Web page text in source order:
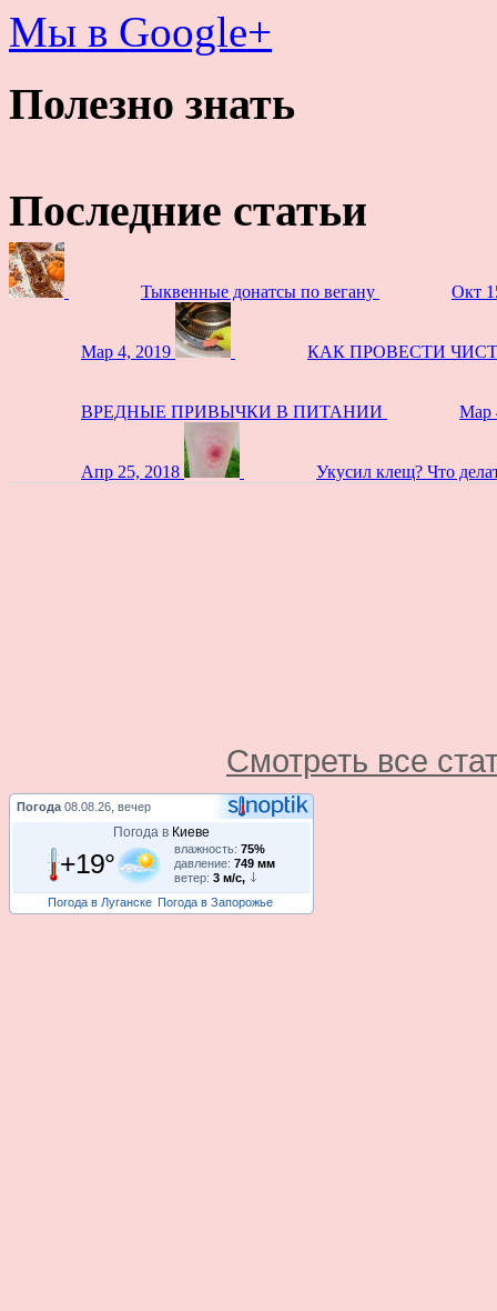
Мы в Google+
Полезно знать
Последние статьи
Тыквенные донатсы по вегану Окт
Мар 4, 2019 КАК ПРОВЕСТИ
ВРЕДНЫЕ ПРИВЫЧКИ В ПИТАНИИ Мар
Апр 25, 2018 Укусил клещ? Что
Смотреть все
Погода 08.08.26, вечер
Погода в Киеве
+19° влажность: 75%
давление: 749 мм
ветер: 3 м/с,
Погода в Луганске Погода в Запорожье